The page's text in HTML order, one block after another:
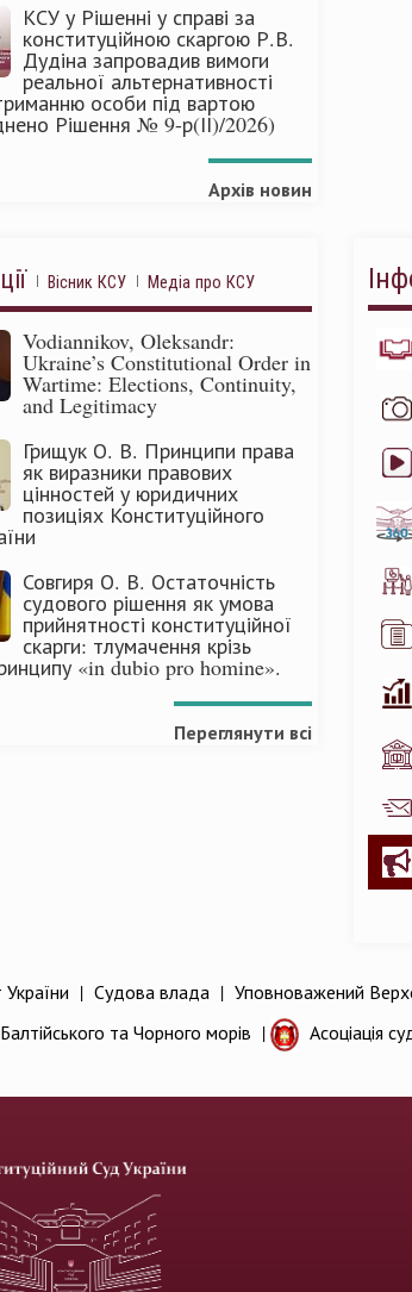
КСУ у Рішенні у справі за
конституційною скаргою Р.В.
Дудіна запровадив вимоги
реальної альтернативності
особи під вартою
Рішення № 9-р(ІІ)/2026)
Архів новин
Вісник КСУ Медіа про КСУ
Vodiannikov, Oleksandr:
Ukraine’s Constitutional Order in
Wartime: Elections, Continuity,
and Legitimacy
Грищук О. В. Принципи права
як виразники правових
цінностей у юридичних
позиціях Конституційного
Совгиря О. В. Остаточність
судового рішення як умова
прийнятності конституційної
скарги: тлумачення крізь
«in dubio pro homine».
Переглянути всі
| Судова влада | Уповноважений
та Чорного морів | Асоціація